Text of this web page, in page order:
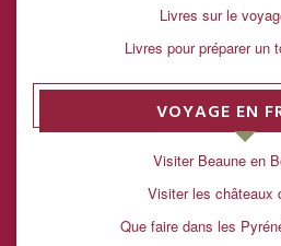
Livres sur le
Livres pour préparer un
VOYAGE EN
Visiter Beaune en
Visiter les châteaux
Que faire dans les